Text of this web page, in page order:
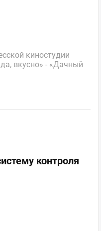
киностудии
вкусно» - «Дачный
контроля